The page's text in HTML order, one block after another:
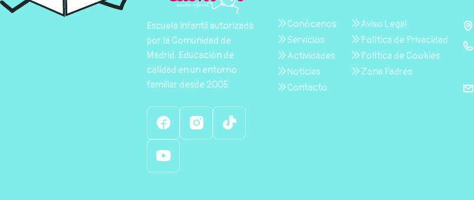
Escuela infantil autorizada
por la Comunidad de
Madrid. Educación de
calidad en un entorno
familiar desde 2005.
Conócenos
Servicios
Actividades
Noticias
Contacto
Aviso Legal
Política de Privacidad
Política de Cookies
Zona Padres